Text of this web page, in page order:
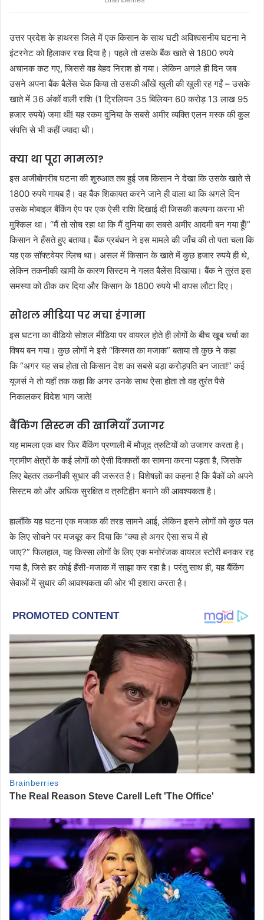
उत्तर प्रदेश के हाथरस जिले में एक किसान के साथ घटी अविश्वसनीय घटना ने
इंटरनेट को हिलाकर रख दिया है। पहले तो उसके बैंक खाते से 1800 रुपये
अचानक कट गए, जिससे वह बेहद निराश हो गया। लेकिन अगले ही दिन जब
उसने अपना बैंक बैलेंस चेक किया तो उसकी आँखें खुली की खुली रह गईं – उसके
खाते में 36 अंकों वाली राशि (1 ट्रिलियन 35 बिलियन 60 करोड़ 13 लाख 95
हजार रुपये) जमा थी! यह रकम दुनिया के सबसे अमीर व्यक्ति एलन मस्क की कुल
संपत्ति से भी कहीं ज्यादा थी।
क्या था पूरा मामला?
इस अजीबोगरीब घटना की शुरुआत तब हुई जब किसान ने देखा कि उसके खाते से
1800 रुपये गायब हैं। वह बैंक शिकायत करने जाने ही वाला था कि अगले दिन
उसके मोबाइल बैंकिंग ऐप पर एक ऐसी राशि दिखाई दी जिसकी कल्पना करना भी
मुश्किल था। “मैं तो सोच रहा था कि मैं दुनिया का सबसे अमीर आदमी बन गया हूँ!”
किसान ने हँसते हुए बताया। बैंक प्रबंधन ने इस मामले की जाँच की तो पता चला कि
यह एक सॉफ्टवेयर ग्लिच था। असल में किसान के खाते में कुछ हजार रुपये ही थे,
लेकिन तकनीकी खामी के कारण सिस्टम ने गलत बैलेंस दिखाया। बैंक ने तुरंत इस
समस्या को ठीक कर दिया और किसान के 1800 रुपये भी वापस लौटा दिए।
सोशल मीडिया पर मचा हंगामा
इस घटना का वीडियो सोशल मीडिया पर वायरल होते ही लोगों के बीच खूब चर्चा का
विषय बन गया। कुछ लोगों ने इसे “किस्मत का मजाक” बताया तो कुछ ने कहा
कि “अगर यह सच होता तो किसान देश का सबसे बड़ा करोड़पति बन जाता!” कई
यूजर्स ने तो यहाँ तक कहा कि अगर उनके साथ ऐसा होता तो वह तुरंत पैसे
निकालकर विदेश भाग जाते!
बैंकिंग सिस्टम की खामियाँ उजागर
यह मामला एक बार फिर बैंकिंग प्रणाली में मौजूद त्रुटियों को उजागर करता है।
ग्रामीण क्षेत्रों के कई लोगों को ऐसी दिक्कतों का सामना करना पड़ता है, जिसके
लिए बेहतर तकनीकी सुधार की जरूरत है। विशेषज्ञों का कहना है कि बैंकों को अपने
सिस्टम को और अधिक सुरक्षित व त्रुटिहीन बनाने की आवश्यकता है।
हालाँकि यह घटना एक मजाक की तरह सामने आई, लेकिन इसने लोगों को कुछ पल
के लिए सोचने पर मजबूर कर दिया कि “क्या हो अगर ऐसा सच में हो
जाए?” फिलहाल, यह किस्सा लोगों के लिए एक मनोरंजक वायरल स्टोरी बनकर रह
गया है, जिसे हर कोई हँसी-मजाक में साझा कर रहा है। परंतु साथ ही, यह बैंकिंग
सेवाओं में सुधार की आवश्यकता की ओर भी इशारा करता है।